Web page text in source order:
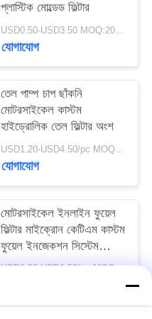
প্লাস্টিক মোল্ডেড ফিল্টার
USD0.50-USD3.50 MOQ:200pcs
যোগাযোগ
তেল পাম্প চাপ ছাঁকনি
মোটরসাইকেল কাস্টম
হাইড্রোলিক তেল ফিল্টার অংশ
USD1.20-USD4.50/pc MOQ:200pcs
যোগাযোগ
মোটরসাইকেল ইনলাইন ফুয়েল
ফিল্টার মাইক্রোন কেটিএম কাস্টম
ফুয়েল ইনজেকশন সিস্টেম
স্ট্রেনার
USD0.30-USD1.50/pc MOQ:200PCS